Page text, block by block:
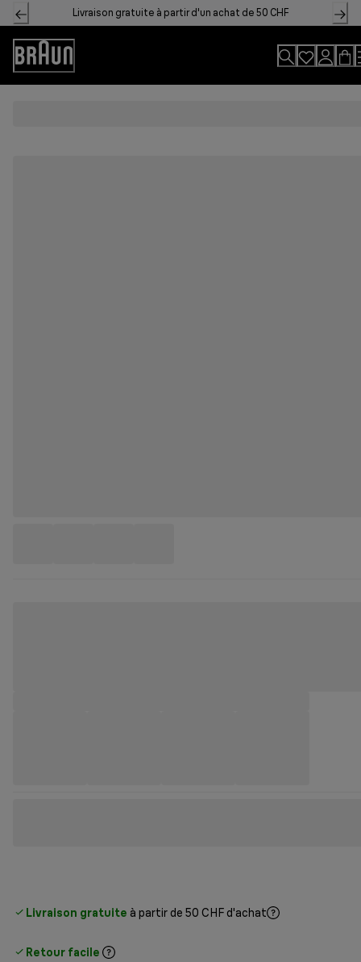
Skip
to
Content
Livraison gratuite à partir d'un achat de 50 CHF
Accessibility
Statement
Livraison gratuite à partir de 50 CHF d'achat
Retour facile